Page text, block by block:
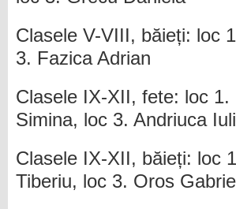
Clasele V-VIII, băieți: loc
3. Fazica Adrian
Clasele IX-XII, fete: loc
Simina, loc 3. Andriuca
Clasele IX-XII, băieți: loc
Tiberiu, loc 3. Oros